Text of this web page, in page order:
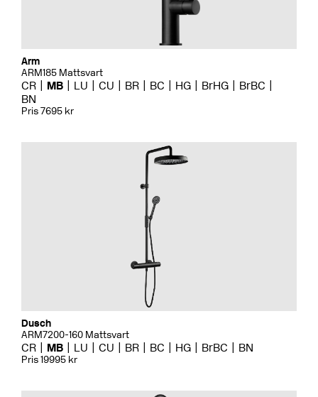
Arm
ARM185 Mattsvart
CR MB LU CU BR BC HG BrHG
BrBC
BN
Pris 7695 kr
Dusch
ARM7200-160 Mattsvart
CR MB LU CU BR BC HG BrBC BN
Pris 19995 kr